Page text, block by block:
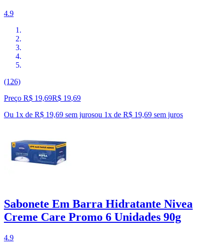
4.9
(126)
Preço R$ 19,69R$ 19,69
Ou 1x de R$ 19,69 sem jurosou 1x de R$ 19,69 sem juros
Sabonete Em Barra Hidratante Nivea
Creme Care Promo 6 Unidades 90g
4.9